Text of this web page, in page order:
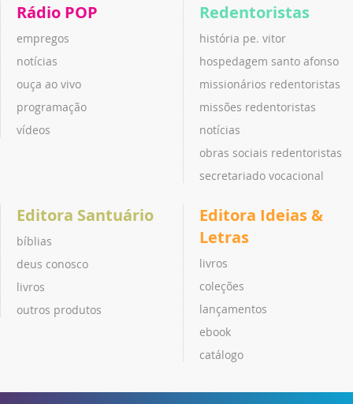
Rádio POP
empregos
notícias
ouça ao vivo
programação
vídeos
Redentoristas
história pe. vitor
hospedagem santo afonso
missionários redentoristas
missões redentoristas
notícias
obras sociais redentoristas
secretariado vocacional
Editora Santuário
bíblias
deus conosco
livros
outros produtos
Editora Ideias &
Letras
livros
coleções
lançamentos
ebook
catálogo